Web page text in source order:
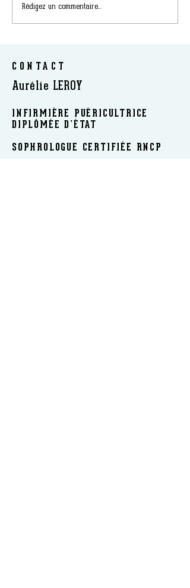
Rédigez un commentaire...
CONTACT
Aurélie LEROY
INFIRMIÈRE PUÉRICULTRICE
DIPLÔMÉE D’ÉTAT
SOPHROLOGUE CERTIFIÉE RNCP